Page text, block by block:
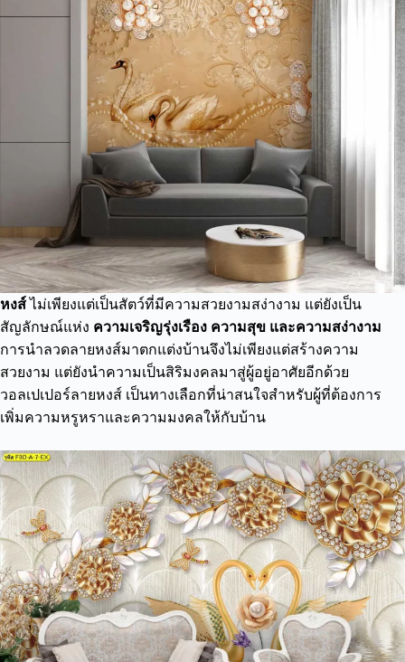
หงส์ไม่เพียงแต่เป็นสัตว์ที่มีความสวยงามสง่างาม แต่ยังเป็น
สัญลักษณ์แห่ง ความเจริญรุ่งเรือง ความสุข และความสง่างาม
การนำลวดลายหงส์มาตกแต่งบ้านจึงไม่เพียงแต่สร้างความ
สวยงาม แต่ยังนำความเป็นสิริมงคลมาสู่ผู้อยู่อาศัยอีกด้วย
วอลเปเปอร์ลายหงส์ เป็นทางเลือกที่น่าสนใจสำหรับผู้ที่ต้องการ
เพิ่มความหรูหราและความมงคลให้กับบ้าน